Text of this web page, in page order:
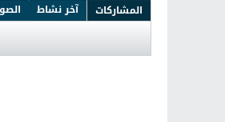
المشاركات آخر نشاط